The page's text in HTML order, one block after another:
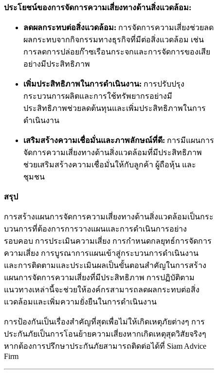
ประโยชน์ของการจัดการความเสี่ยงทางด้านสิ่งแวดล้อม:
ลดผลกระทบต่อสิ่งแวดล้อม: การจัดการความเสี่ยงช่วยลด
ผลกระทบจากกิจกรรมทางธุรกิจที่มีต่อสิ่งแวดล้อม เช่น
การลดการปล่อยก๊าซเรือนกระจกและการจัดการของเสีย
อย่างมีประสิทธิภาพ
เพิ่มประสิทธิภาพในการดำเนินงาน: การปรับปรุง
กระบวนการผลิตและการใช้ทรัพยากรอย่างมี
ประสิทธิภาพช่วยลดต้นทุนและเพิ่มประสิทธิภาพในการ
ดำเนินงาน
เสริมสร้างความเชื่อมั่นและภาพลักษณ์ที่ดี: การมีแผนการ
จัดการความเสี่ยงทางด้านสิ่งแวดล้อมที่มีประสิทธิภาพ
ช่วยเสริมสร้างความเชื่อมั่นให้กับลูกค้า ผู้ถือหุ้น และ
ชุมชน
สรุป
การสร้างแผนการจัดการความเสี่ยงทางด้านสิ่งแวดล้อมเป็นกระ
บวนการที่ต้องการการวางแผนและการดำเนินการอย่าง
รอบคอบ การประเมินความเสี่ยง การกำหนดกลยุทธ์การจัดการ
ความเสี่ยง การบูรณาการแผนเข้าสู่กระบวนการดำเนินงาน
และการติดตามและประเมินผลเป็นขั้นตอนสำคัญในการสร้าง
แผนการจัดการความเสี่ยงที่มีประสิทธิภาพ การปฏิบัติตาม
แนวทางเหล่านี้จะช่วยให้องค์กรสามารถลดผลกระทบต่อสิ่ง
แวดล้อมและเพิ่มความยั่งยืนในการดำเนินงาน
การป้องกันเป็นเรื่องสำคัญที่สุดเพื่อไม่ให้เกิดเหตุภัยต่างๆ การ
ประกันภัยเป็นการโอนย้ายความเสี่ยงหากเกิดเหตุสุดวิสัยจริงๆ
หากต้องการปรึกษาประกันภัยสามารถติดต่อได้ที่ Siam Advice
Firm